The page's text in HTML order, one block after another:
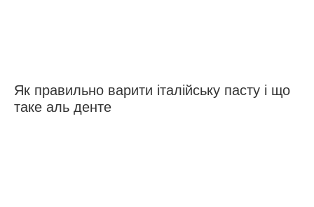
Як правильно варити італійську пасту і що
таке аль денте